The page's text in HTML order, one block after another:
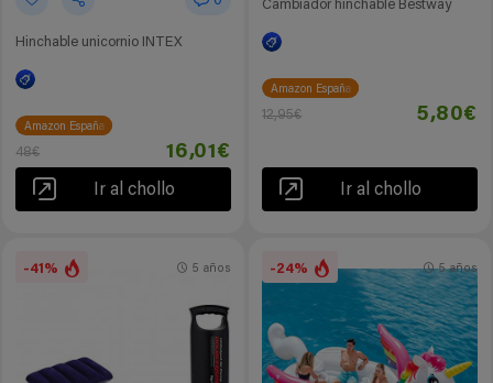
Hinchable unicornio INTEX
Amazon España
48€ 16,01€
Ir al chollo
Cambiador hinchable Bestway
Amazon España
12,95€ 5,80€
Ir al chollo
-41% 5 años -24% 5 años